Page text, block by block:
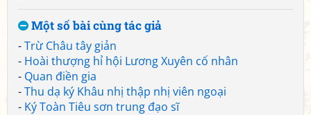
Một số bài cùng tác giả
-Trừ Châu tây giản
- Hoài thượng hỉ hội Lương Xuyên cố nhân
- Quan điền gia
-Thu dạ ký Khâu nhị thập nhị viên ngoại
- Ký Toàn Tiêu sơn trung đạo sĩ